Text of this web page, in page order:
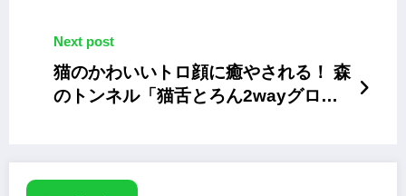
Next post
猫のかわいいトロ顔に癒やされる！ 森
のトンネル「猫舌とろん2wayグロー